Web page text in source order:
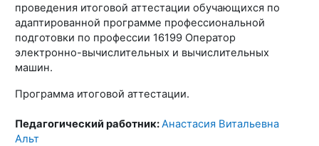
проведения итоговой аттестации обучающихся по
адаптированной программе профессиональной
подготовки по профессии 16199 Оператор
электронно-вычислительных и вычислительных
машин.
Программа итоговой аттестации.
Педагогический работник:Анастасия Витальевна
Альт